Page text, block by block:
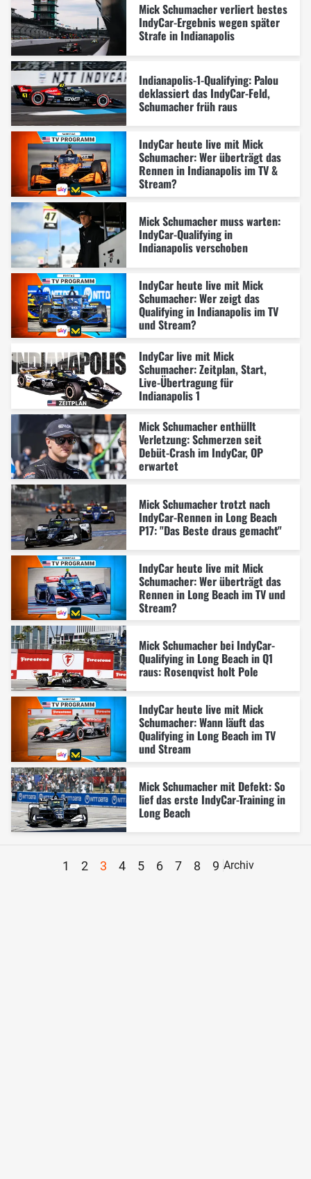
Mick Schumacher verliert bestes
IndyCar-Ergebnis wegen später
Strafe in Indianapolis
Indianapolis-1-Qualifying: Palou
deklassiert das IndyCar-Feld,
Schumacher früh raus
IndyCar heute live mit Mick
Schumacher: Wer überträgt das
Rennen in Indianapolis im TV &
Stream?
Mick Schumacher muss warten:
IndyCar-Qualifying in
Indianapolis verschoben
IndyCar heute live mit Mick
Schumacher: Wer zeigt das
Qualifying in Indianapolis im TV
und Stream?
IndyCar live mit Mick
Schumacher: Zeitplan, Start,
Live-Übertragung für
Indianapolis 1
Mick Schumacher enthüllt
Verletzung: Schmerzen seit
Debüt-Crash im IndyCar, OP
erwartet
Mick Schumacher trotzt nach
IndyCar-Rennen in Long Beach
P17: "Das Beste draus gemacht"
IndyCar heute live mit Mick
Schumacher: Wer überträgt das
Rennen in Long Beach im TV und
Stream?
Mick Schumacher bei IndyCar-
Qualifying in Long Beach in Q1
raus: Rosenqvist holt Pole
IndyCar heute live mit Mick
Schumacher: Wann läuft das
Qualifying in Long Beach im TV
und Stream
Mick Schumacher mit Defekt: So
lief das erste IndyCar-Training in
Long Beach
1 2 3 4 5 6 7 8 9 Archiv